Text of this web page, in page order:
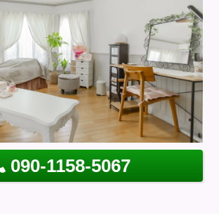
090-1158-5067